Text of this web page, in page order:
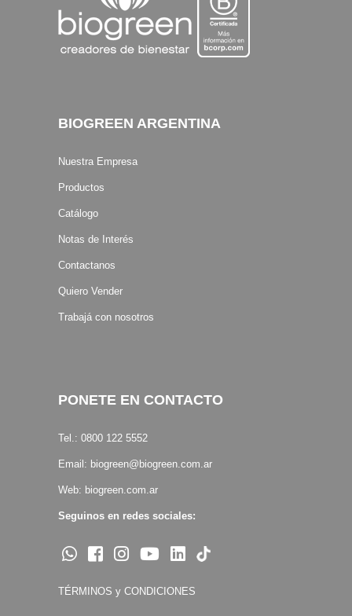
BIOGREEN ARGENTINA
Nuestra Empresa
Productos
Catálogo
Notas de Interés
Contactanos
Quiero Vender
Trabajá con nosotros
PONETE EN CONTACTO
Tel.: 0800 122 5552
Email: biogreen@biogreen.com.ar
Web: biogreen.com.ar
Seguinos en redes sociales:
TÉRMINOS y CONDICIONES